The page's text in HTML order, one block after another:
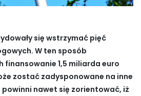
się wstrzymać pięć
W ten sposób
finansowanie 1,5 miliarda euro
zostać zadysponowane na inne
powinni nawet się zorientować, iż